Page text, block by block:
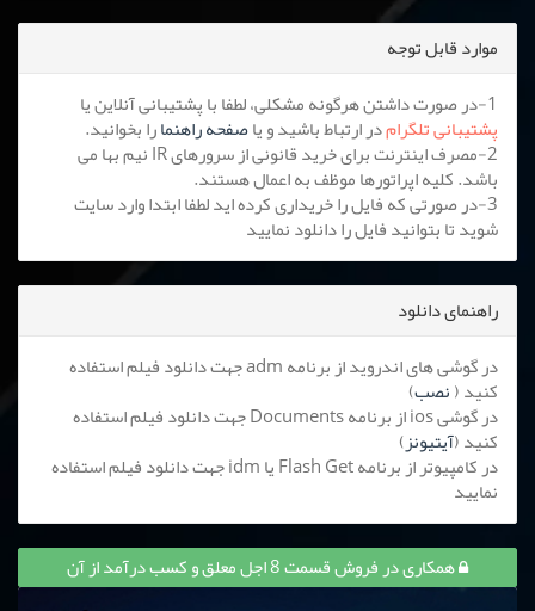
موارد قابل توجه
1-در صورت داشتن هرگونه مشکلی، لطفا با پشتیبانی آنلاین یا
پشتیبانی تلگرامدر ارتباط باشید و یاصفحه راهنمارا بخوانید.
2-مصرف اینترنت برای خرید قانونی از سرورهای IR نیم بها می
باشد. کلیه اپراتورها موظف به اعمال هستند.
3-در صورتی که فایل را خریداری کرده اید لطفا ابتدا وارد سایت
شوید تا بتوانید فایل را دانلود نمایید
راهنمای دانلود
در گوشی های اندروید از برنامه adm جهت دانلود فیلم استفاده
کنید (نصب)
در گوشی ios از برنامه Documents جهت دانلود فیلم استفاده
کنید (آیتیونز)
در کامپیوتر از برنامه Flash Get یا idm جهت دانلود فیلم استفاده
نمایید
همکاری در فروش قسمت 8 اجل معلق و کسب درآمد از آن